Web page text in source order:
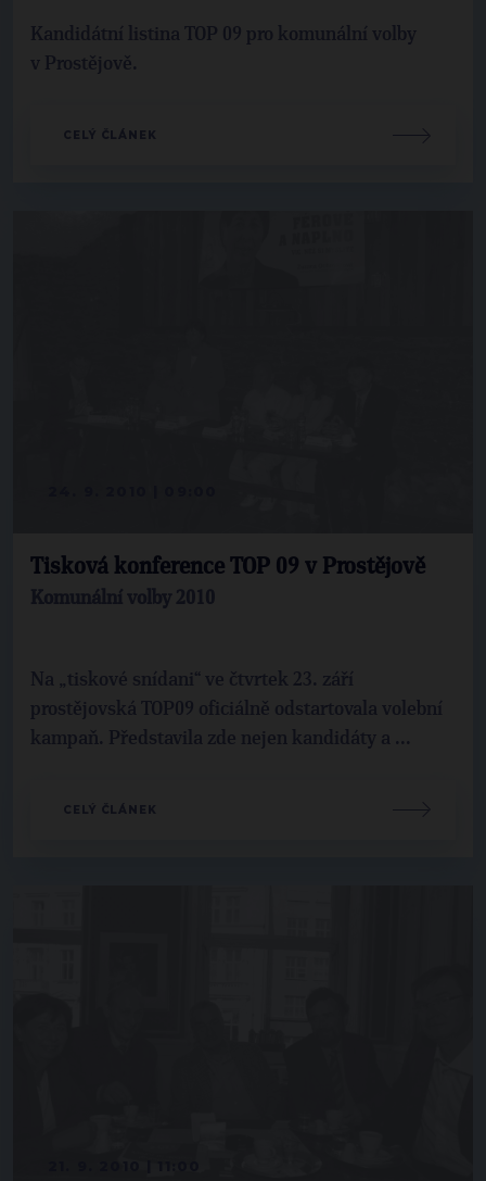
Kandidátní listina TOP 09 pro komunální volby
v Prostějově.
CELÝ ČLÁNEK
Tisková konference TOP 09 v Prostějově
Komunální volby 2010
Na „tiskové snídani“ ve čtvrtek 23. září
prostějovská TOP09 oficiálně odstartovala volební
kampaň. Představila zde nejen kandidáty a ...
CELÝ ČLÁNEK